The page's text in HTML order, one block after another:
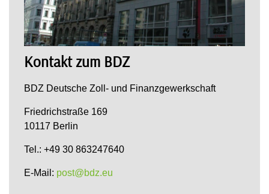
Kontakt zum BDZ
BDZ Deutsche Zoll- und Finanzgewerkschaft
Friedrichstraße 169
10117 Berlin
Tel.: +49 30 863247640
E-Mail: post@bdz.eu